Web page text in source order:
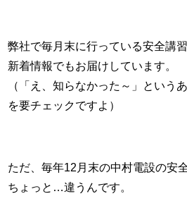
弊社で毎月末に行っている安全講
新着情報でもお届けしています。
（「え、知らなかった～」という
を要チェックですよ）
ただ、毎年12月末の中村電設の安
ちょっと…違うんです。